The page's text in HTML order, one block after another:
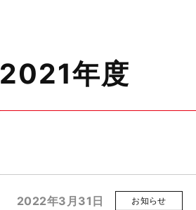
2021年度
2022年3月31日 お知らせ